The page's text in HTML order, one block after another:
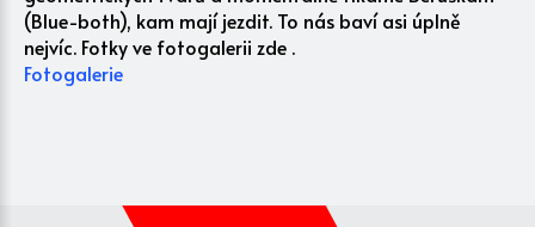
(Blue-both), kam mají jezdit. To nás baví asi úplně
nejvíc. Fotky ve fotogalerii zde .
Fotogalerie